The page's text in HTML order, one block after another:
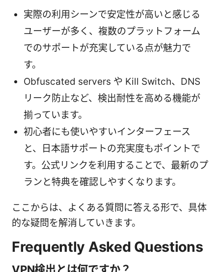
実際の利用シーンで安定性が高いと感じる
ユーザーが多く、複数のプラットフォーム
でのサポートが充実している点が魅力で
す。
Obfuscated servers や Kill Switch、DNS
リーク防止など、検出耐性を高める機能が
揃っています。
初心者にも使いやすいインターフェース
と、日本語サポートの充実度もポイントで
す。公式リンクを利用することで、最新のプ
ランと特典を確認しやすくなります。
ここからは、よくある質問に答える形で、具体
的な疑問を解消していきます。
Frequently Asked Questions
VPN検出とは何ですか？